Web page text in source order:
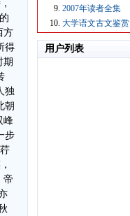
2007年读者全集
大学语文古文鉴赏
用户列表